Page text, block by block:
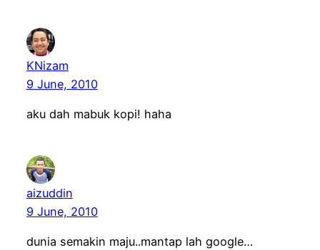
KNizam
9 June, 2010
aku dah mabuk kopi! haha
aizuddin
9 June, 2010
dunia semakin maju..mantap lah google…